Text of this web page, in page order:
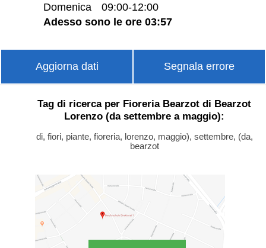
Domenica
09:00-12:00
Adesso sono le ore 03:57
Aggiorna dati Segnala errore
Tag di ricerca per Fioreria Bearzot di Bearzot
Lorenzo (da settembre a maggio):
di, fiori, piante, fioreria, lorenzo, maggio), settembre, (da,
bearzot